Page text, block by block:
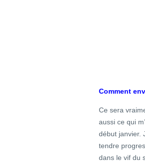
Comment
Ce sera
aussi ce qui
début janvier.
tendre
dans le vif du